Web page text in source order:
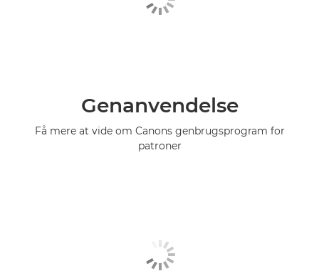
Genanvendelse
Få mere at vide om Canons genbrugsprogram for
patroner